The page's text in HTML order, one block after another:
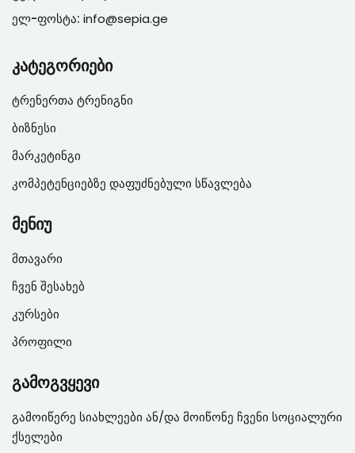
ელ-ფოსტა: info@sepia.ge
კატეგორიები
ტრენერთა ტრენიგნი
ბიზნესი
მარკეტინგი
კომპეტენციებზე დაფუძნებული სწავლება
მენიუ
მთავარი
ჩვენ შესახებ
კურსები
პროფილი
გამოგვყევი
გამოიწერე სიახლეები ან/და მოიწონე ჩვენი სოციალური
ქსელები